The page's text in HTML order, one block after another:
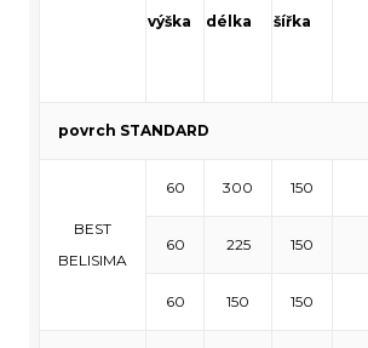
výška délka šířka
povrch STANDARD
BEST
BELISIMA
60 300 150
60 225 150
60 150 150